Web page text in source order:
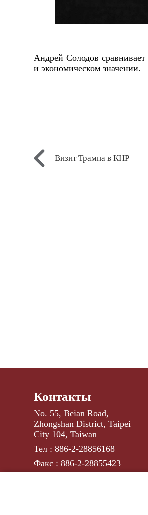
Андрей Солодов
и экономическом значении.
Визит Трампа в КНР
Контакты
No. 55, Beian Road,
Zhongshan District, Taipei
City 104, Taiwan
Тел : 886-2-28856168
Факс : 886-2-28855423